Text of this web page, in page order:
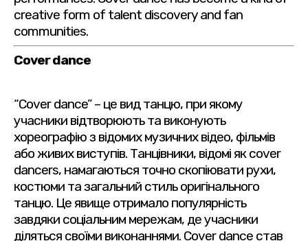
creative form of talent discovery and fan
communities.
Cover dance
“Cover dance” – це вид танцю, при якому
учасники відтворюють та виконують
хореографію з відомих музичних відео, фільмів
або живих виступів. Танцівники, відомі як cover
dancers, намагаються точно скопіювати рухи,
костюми та загальний стиль оригінального
танцю. Це явище отримало популярність
завдяки соціальним мережам, де учасники
діляться своїми виконаннями. Cover dance став